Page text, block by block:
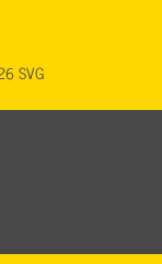
SVG